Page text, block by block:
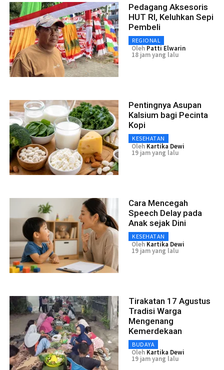
Pedagang Aksesoris
HUT RI, Keluhkan Sepi
Pembeli
REGIONAL
Oleh Patti Elwarin
18 jam yang lalu
Pentingnya Asupan
Kalsium bagi Pecinta
Kopi
KESEHATAN
Oleh Kartika Dewi
19 jam yang lalu
Cara Mencegah
Speech Delay pada
Anak sejak Dini
KESEHATAN
Oleh Kartika Dewi
19 jam yang lalu
Tirakatan 17 Agustus
Tradisi Warga
Mengenang
Kemerdekaan
BUDAYA
Oleh Kartika Dewi
19 jam yang lalu